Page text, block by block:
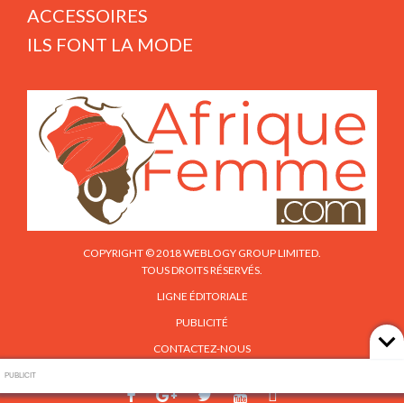
ACCESSOIRES
ILS FONT LA MODE
COPYRIGHT © 2018 WEBLOGY GROUP LIMITED.
TOUS DROITS RÉSERVÉS.
LIGNE ÉDITORIALE
PUBLICITÉ
CONTACTEZ-NOUS
PUBLICIT